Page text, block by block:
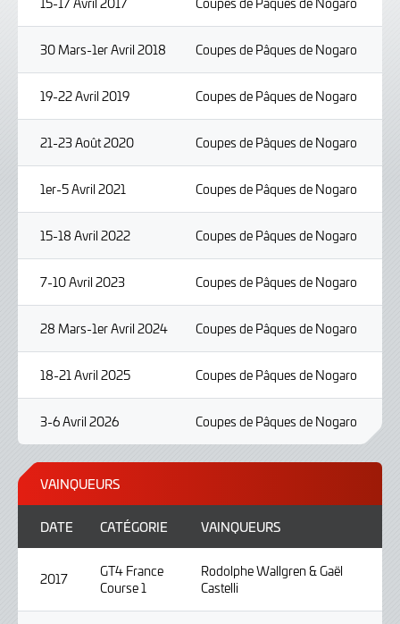
30 Mars-1er Avril 2018 Coupes de Pâques de Nogaro
19-22 Avril 2019 Coupes de Pâques de Nogaro
21-23 Août 2020 Coupes de Pâques de Nogaro
1er-5 Avril 2021 Coupes de Pâques de Nogaro
15-18 Avril 2022 Coupes de Pâques de Nogaro
7-10 Avril 2023 Coupes de Pâques de Nogaro
28 Mars-1er Avril 2024 Coupes de Pâques de Nogaro
18-21 Avril 2025 Coupes de Pâques de Nogaro
3-6 Avril 2026 Coupes de Pâques de Nogaro
VAINQUEURS
DATE CATÉGORIE VAINQUEURS
2017
GT4 France
Course 1
Rodolphe Wallgren & Gaël
Castelli